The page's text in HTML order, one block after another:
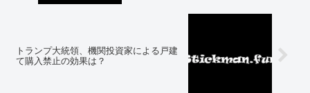
トランプ大統領、機関投資家による戸建
て購入禁止の効果は？